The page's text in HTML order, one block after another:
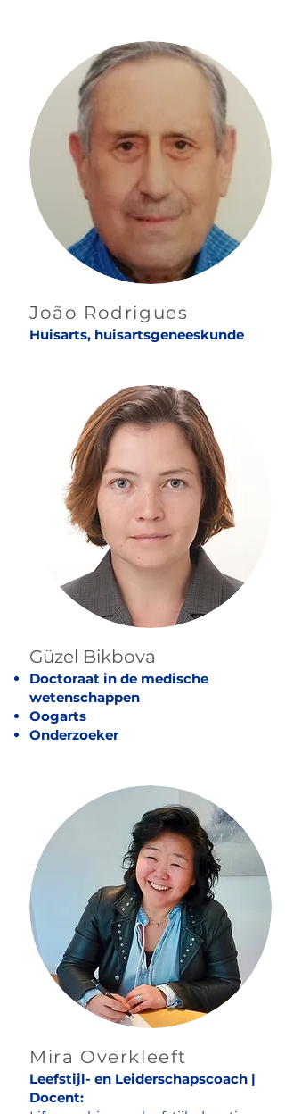
João Rodrigues
Huisarts, huisartsgeneeskunde
Güzel Bikbova
Doctoraat in de medische
wetenschappen
Oogarts
Onderzoeker
Mira Overkleeft
Leefstijl- en Leiderschapscoach |
Docent: